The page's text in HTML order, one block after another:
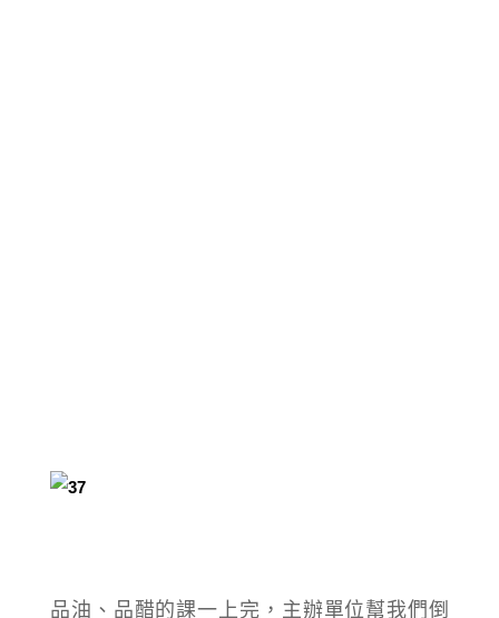
品油、品醋的課一上完，主辦單位幫我們倒